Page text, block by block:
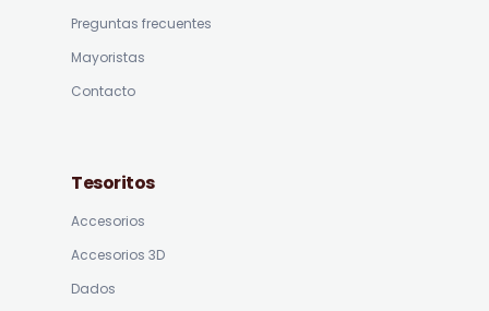
Preguntas frecuentes
Mayoristas
Contacto
Tesoritos
Accesorios
Accesorios 3D
Dados